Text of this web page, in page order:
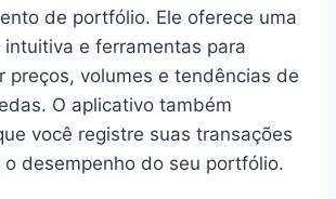
de portfólio. Ele oferece uma
e ferramentas para
preços, volumes e tendências de
O aplicativo também
você registre suas transações
o desempenho do seu portfólio.